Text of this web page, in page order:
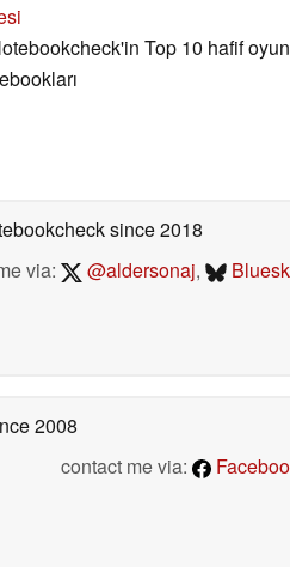
Top 10 hafif oyun
since 2018
via:
@aldersonaj,
2008
contact me via: